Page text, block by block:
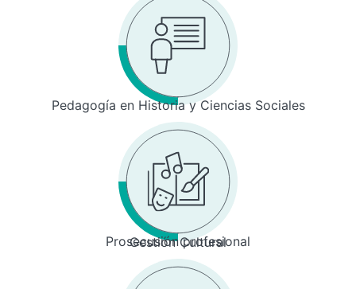
Pedagogía en Historia y Ciencias Sociales
Prosecusión profesional
Gestión Cultural